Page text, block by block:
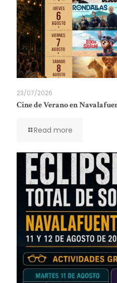
23/07/2026
Cine de Verano en
Read more